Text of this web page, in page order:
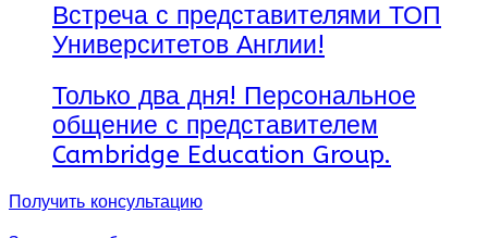
Встреча с представителями ТОП
Университетов Англии!
Только два дня! Персональное
общение с представителем
Cambridge Education Group.
Получить консультацию